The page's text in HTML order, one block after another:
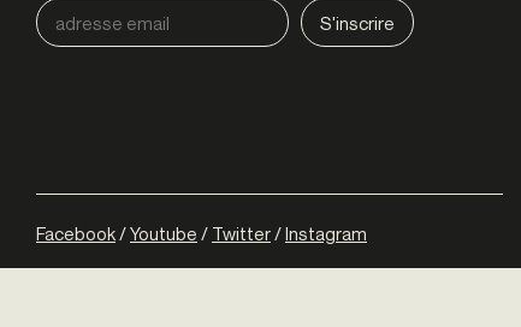
Facebook/Youtube / Twitter/Instagram